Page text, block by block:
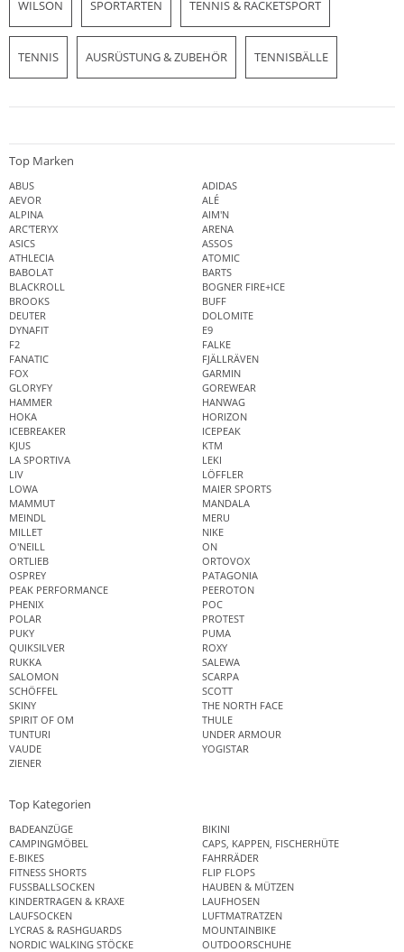
WILSON SPORTARTEN TENNIS & RACKETSPORT
TENNIS AUSRÜSTUNG & ZUBEHÖR TENNISBÄLLE
Top Marken
ABUS
ADIDAS
AEVOR
ALÉ
ALPINA
AIM'N
ARC'TERYX
ARENA
ASICS
ASSOS
ATHLECIA
ATOMIC
BABOLAT
BARTS
BLACKROLL
BOGNER FIRE+ICE
BROOKS
BUFF
DEUTER
DOLOMITE
DYNAFIT
E9
F2
FALKE
FANATIC
FJÄLLRÄVEN
FOX
GARMIN
GLORYFY
GOREWEAR
HAMMER
HANWAG
HOKA
HORIZON
ICEBREAKER
ICEPEAK
KJUS
KTM
LA SPORTIVA
LEKI
LIV
LÖFFLER
LOWA
MAIER SPORTS
MAMMUT
MANDALA
MEINDL
MERU
MILLET
NIKE
O'NEILL
ON
ORTLIEB
ORTOVOX
OSPREY
PATAGONIA
PEAK PERFORMANCE
PEEROTON
PHENIX
POC
POLAR
PROTEST
PUKY
PUMA
QUIKSILVER
ROXY
RUKKA
SALEWA
SALOMON
SCARPA
SCHÖFFEL
SCOTT
SKINY
THE NORTH FACE
SPIRIT OF OM
THULE
TUNTURI
UNDER ARMOUR
VAUDE
YOGISTAR
ZIENER
Top Kategorien
BADEANZÜGE
BIKINI
CAMPINGMÖBEL
CAPS, KAPPEN, FISCHERHÜTE
E-BIKES
FAHRRÄDER
FITNESS SHORTS
FLIP FLOPS
FUSSBALLSOCKEN
HAUBEN & MÜTZEN
KINDERTRAGEN & KRAXE
LAUFHOSEN
LAUFSOCKEN
LUFTMATRATZEN
LYCRAS & RASHGUARDS
MOUNTAINBIKE
NORDIC WALKING STÖCKE
OUTDOORSCHUHE